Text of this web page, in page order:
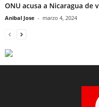
ONU acusa a Nicaragua de
Anibal Jose - marzo 4, 2024